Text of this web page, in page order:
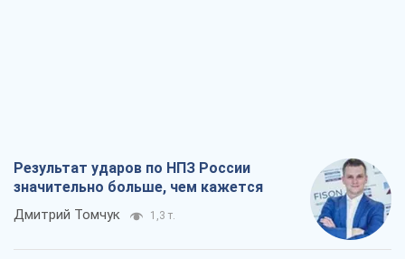
Результат ударов по НПЗ России
значительно больше, чем кажется
Дмитрий Томчук 1,3 т.